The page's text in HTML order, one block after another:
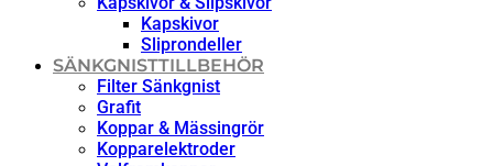
Kapskivor
Sliprondeller
SÄNKGNISTTILLBEHÖR
Filter Sänkgnist
Grafit
Koppar & Mässingrör
Kopparelektroder